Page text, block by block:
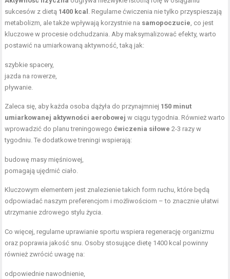
sukcesów z dietą 1400 kcal . Regularne ćwiczenia nie tylko przyspieszają
metabolizm, ale także wpływają korzystnie na samopoczucie, co jest
kluczowe w procesie odchudzania. Aby maksymalizować efekty, warto
postawić na umiarkowaną aktywność, taką jak:
szybkie spacery,
jazda na rowerze,
pływanie.
Zaleca się, aby każda osoba dążyła do przynajmniej 150 minut
umiarkowanej aktywności aerobowej w ciągu tygodnia. Również warto
wprowadzić do planu treningowegoćwiczenia siłowe 2-3 razy w
tygodniu. Te dodatkowe treningi wspierają:
budowę masy mięśniowej,
pomagają ujędrnić ciało.
Kluczowym elementem jest znalezienie takich form ruchu, które będą
odpowiadać naszym preferencjom i możliwościom – to znacznie ułatwi
utrzymanie zdrowego stylu życia.
Co więcej, regularne uprawianie sportu wspiera regenerację organizmu
oraz poprawia jakość snu. Osoby stosujące dietę 1400 kcal powinny
również zwrócić uwagę na:
odpowiednie nawodnienie,